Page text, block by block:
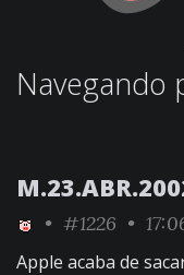
Navegando
• #1226 •
Apple acaba de